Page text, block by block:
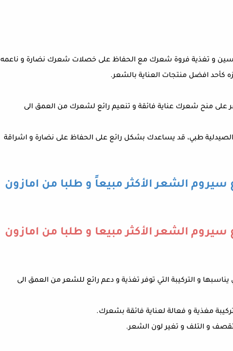
و تغذية فروة شعرك مع الحفاظ على خصلات شعرك نضارة و ناعمه
افضل منتجات العناية بالشعر.
على منح شعرك عناية فائقة و تنعيم رائع لشعرك من العمق الى
طبي، قد يساعدك بشكل رائع على الحفاظ على نضارة و اشراقة
الشعر الأكثر مبيعاً و طلبا من امازون
الشعر الأكثر مبيعا و طلبا من امازون
و التركيبة التي توفر تغذية و دعم رائع للشعر من العمق الى
مغذية و فعالة لعناية فائقة بشعرك.
و التلف و تغير لون الشعر.